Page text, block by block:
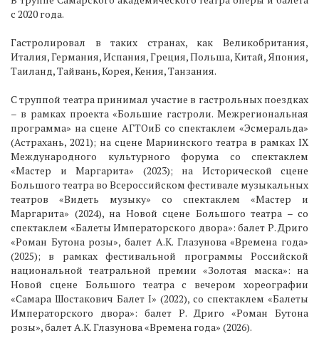
с 2020 года.
Гастролировал в таких странах, как Великобритания,
Италия, Германия, Испания, Греция, Польша, Китай, Япония,
Таиланд, Тайвань, Корея, Кения, Танзания.
С труппой театра принимал участие в гастрольных поездках
– в рамках проекта «Большие гастроли. Межрегиональная
программа» на сцене АГТОиБ со спектаклем «Эсмеральда»
(Астрахань, 2021); на сцене Мариинского театра в рамках IX
Международного культурного форума со спектаклем
«Мастер и Маргарита» (2023); на Исторической сцене
Большого театра во Всероссийском фестивале музыкальных
театров «Видеть музыку» со спектаклем «Мастер и
Маргарита» (2024), на Новой сцене Большого театра – со
спектаклем «Балеты Императорского двора»: балет Р. Дриго
«Роман Бутона розы», балет А.К. Глазунова «Времена года»
(2025); в рамках фестивальной программы Российской
национальной театральной премии «Золотая маска»: на
Новой сцене Большого театра с вечером хореографии
«Самара Шостакович Балет I» (2022), со спектаклем «Балеты
Императорского двора»: балет Р. Дриго «Роман Бутона
розы», балет А.К. Глазунова «Времена года» (2026).